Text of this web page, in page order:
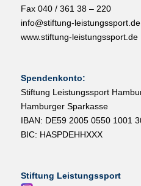
Fax 040 / 361 38 – 220
info@stiftung-leistungssport.de
www.stiftung-leistungssport.de
Spendenkonto:
Stiftung Leistungssport
Hamburger Sparkasse
IBAN: DE59 2005 0550 1001
BIC: HASPDEHHXXX
Stiftung Leistungssport